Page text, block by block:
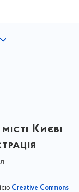
Києві
Creative Commons